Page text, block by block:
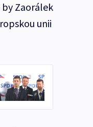
by Zaorálek
unii